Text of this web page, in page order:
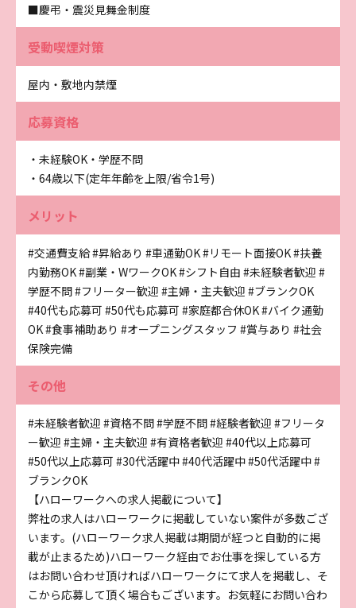
■慶弔・震災見舞金制度
受動喫煙対策
屋内・敷地内禁煙
応募資格
・未経験OK・学歴不問
・64歳以下(定年年齢を上限/省令1号)
メリット
#交通費支給#昇給あり #車通勤OK#リモート面接OK#扶養
内勤務OK#副業・WワークOK#シフト自由 #未経験者歓迎 #
学歴不問#フリーター歓迎 #主婦・主夫歓迎 #ブランクOK
#40代も応募可 #50代も応募可 #家庭都合休OK#バイク通勤
OK#食事補助あり #オープニングスタッフ #賞与あり #社会
保険完備
その他
#未経験者歓迎 #資格不問#学歴不問#経験者歓迎 #フリータ
ー歓迎 #主婦・主夫歓迎 #有資格者歓迎 #40代以上応募可
#50代以上応募可 #30代活躍中#40代活躍中#50代活躍中#
ブランクOK
【ハローワークへの求人掲載について】
弊社の求人はハローワークに掲載していない案件が多数ござ
います。(ハローワーク求人掲載は期間が経つと自動的に掲
載が止まるため)ハローワーク経由でお仕事を探している方
はお問い合わせ頂ければハローワークにて求人を掲載し、そ
こから応募して頂く場合もございます。お気軽にお問い合わ